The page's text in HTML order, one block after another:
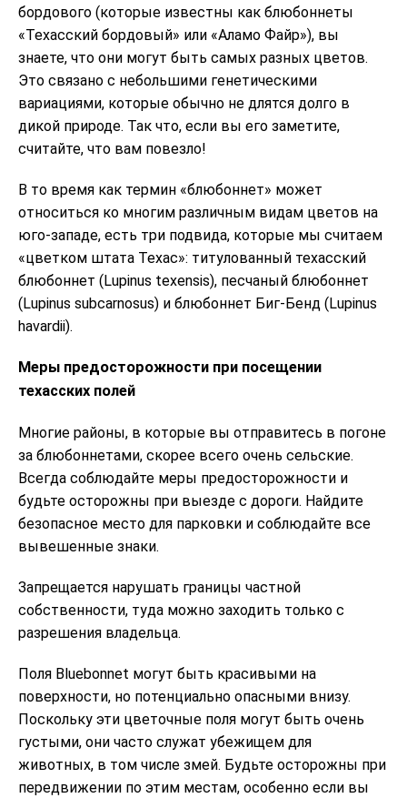
бордового (которые известны как блюбоннеты
«Техасский бордовый» или «Аламо Файр»), вы
знаете, что они могут быть самых разных цветов.
Это связано с небольшими генетическими
вариациями, которые обычно не длятся долго в
дикой природе. Так что, если вы его заметите,
считайте, что вам повезло!
В то время как термин «блюбоннет» может
относиться ко многим различным видам цветов на
юго-западе, есть три подвида, которые мы считаем
«цветком штата Техас»: титулованный техасский
блюбоннет (Lupinus texensis), песчаный блюбоннет
(Lupinus subcarnosus) и блюбоннет Биг-Бенд (Lupinus
havardii).
Меры предосторожности при посещении
техасских полей
Многие районы, в которые вы отправитесь в погоне
за блюбоннетами, скорее всего очень сельские.
Всегда соблюдайте меры предосторожности и
будьте осторожны при выезде с дороги. Найдите
безопасное место для парковки и соблюдайте все
вывешенные знаки.
Запрещается нарушать границы частной
собственности, туда можно заходить только с
разрешения владельца.
Поля Bluebonnet могут быть красивыми на
поверхности, но потенциально опасными внизу.
Поскольку эти цветочные поля могут быть очень
густыми, они часто служат убежищем для
животных, в том числе змей. Будьте осторожны при
передвижении по этим местам, особенно если вы